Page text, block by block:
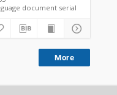
language document serial
More